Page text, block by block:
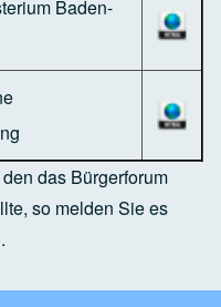
Baden-
das Bürgerforum
so melden Sie es